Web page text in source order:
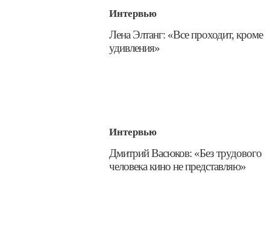
Интервью
​Лена Элтанг: «Все проходит, кроме
удивления»
Интервью
​Дмитрий Васюков: «Без трудового
человека кино не представляю»